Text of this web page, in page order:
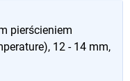
pierścieniem
12 - 14 mm,